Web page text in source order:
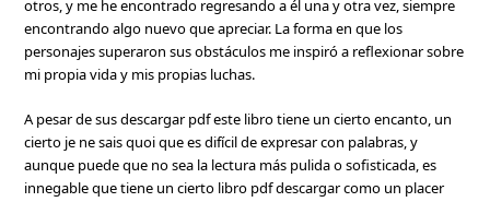
otros, y me he encontrado regresando a él una y otra vez, siempre
encontrando algo nuevo que apreciar. La forma en que los
personajes superaron sus obstáculos me inspiró a reflexionar sobre
mi propia vida y mis propias luchas.
A pesar de sus descargar pdf este libro tiene un cierto encanto, un
cierto je ne sais quoi que es difícil de expresar con palabras, y
aunque puede que no sea la lectura más pulida o sofisticada, es
innegable que tiene un cierto libro pdf descargar como un placer